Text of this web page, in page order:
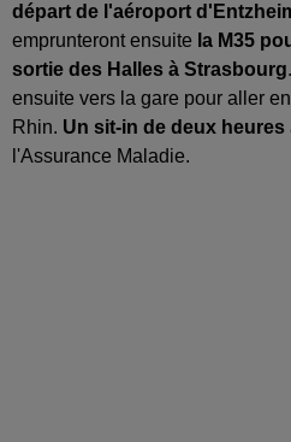
départ de l'aéroport
emprunteront ensuite la M35
sortie des Halles à Strasbourg
ensuite vers la gare pour aller
Rhin. Un sit-in de deux heures
l'Assurance Maladie.